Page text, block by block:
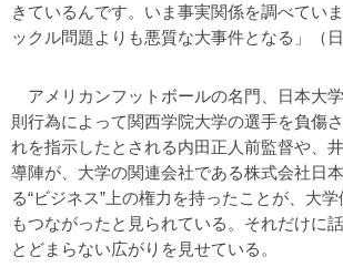
きているんです。いま事実関係を調べてい
ックル問題よりも悪質な大事件となる」（日
アメリカンフットボールの名門、日本大
則行為によって関西学院大学の選手を負傷
れを指示したとされる内田正人前監督や、
導陣が、大学の関連会社である株式会社日
る“ビジネス”上の権力を持ったことが、大
もつながったと見られている。それだけに
とどまらない広がりを見せている。